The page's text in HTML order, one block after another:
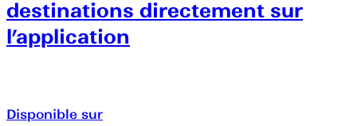
destinations directement sur
l’application
Disponible sur